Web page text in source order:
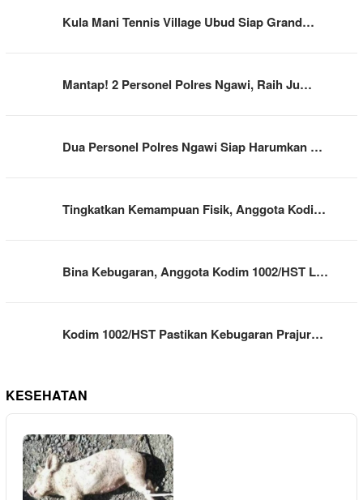
Kula Mani Tennis Village Ubud Siap Grand…
Mantap! 2 Personel Polres Ngawi, Raih Ju…
Dua Personel Polres Ngawi Siap Harumkan …
Tingkatkan Kemampuan Fisik, Anggota Kodi…
Bina Kebugaran, Anggota Kodim 1002/HST L…
Kodim 1002/HST Pastikan Kebugaran Prajur…
KESEHATAN